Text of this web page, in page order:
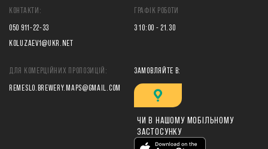
ГРАФІК РОБОТИ
З 10:00 - 21.30
КОНТАКТИ:
050 911-22-33
KOLUZAEV1@UKR.NET
ДЛЯ КОМЕРЦІЙНИХ ПРОПОЗИЦІЙ:
REMESLO.BREWERY.MAPS@GMAIL.COM
ЗАМОВЛЯЙТЕ В:
ЧИ В НАШОМУ МОБІЛЬНОМУ
ЗАСТОСУНКУ